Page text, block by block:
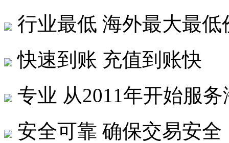
行业最低 海外最大最低
快速到账 充值到账快
专业 从2011年开始服
安全可靠 确保交易安全